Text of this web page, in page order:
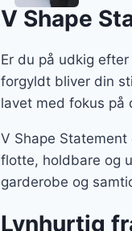
V Shape
Er du på udkig
forgyldt bliver din
lavet med fokus på
V Shape
flotte, holdbare og
garderobe og
Lynhurtig